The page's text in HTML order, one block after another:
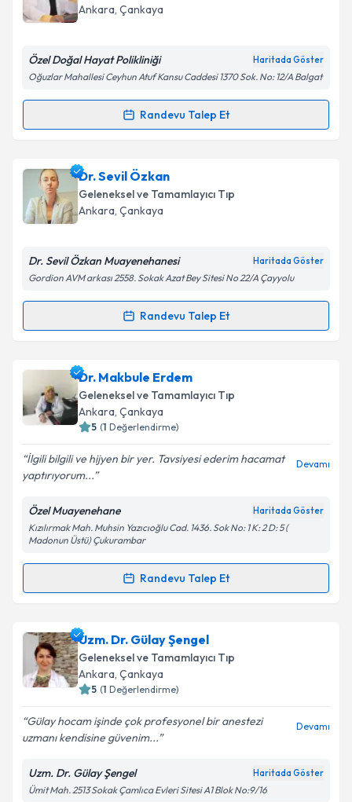
takvim hazırlandığında e-posta ile bilgilendireceğiz.
Kişisel verilerimin işlenmesine ilişkin
Metni'ni okudum ve kişisel verilerimin belirtilen
Takvim Talebini Gönder
Ankara, Çankaya
Özel Doğal Hayat Polikliniği Haritada Göster
Oğuzlar Mahallesi Ceyhun Atuf Kansu Caddesi 1370 Sok. No: 12/A Balgat
Randevu Talep Et
Randevu Takvimi Talebi
Dr. Suat Arusaniçin randevu takvimi talebi oluşturun.
Size bu uzmandan randevu almanız için bir takvim
hazırlandığında e-posta ile bilgilendireceğiz.
Kişisel verilerimin işlenmesine ilişkin
Metni'ni okudum ve kişisel verilerimin belirtilen
Takvim Talebini Gönder
Dr. Sevil Özkan
Geleneksel ve Tamamlayıcı Tıp
Ankara, Çankaya
Dr. Sevil Özkan Muayenehanesi Haritada Göster
Gordion AVM arkası 2558. Sokak Azat Bey Sitesi No 22/A Çayyolu
Randevu Talep Et
Randevu Takvimi Talebi
Dr. Sevil Özkaniçin randevu takvimi talebi oluşturun.
Size bu uzmandan randevu almanız için bir takvim
hazırlandığında e-posta ile bilgilendireceğiz.
Kişisel verilerimin işlenmesine ilişkin
Aydınlatma
Metni'ni okudum ve kişisel verilerimin belirtilen
kapsamda işlenmesini kabul ediyorum.
Takvim Talebini Gönder
Dr. Makbule Erdem
Geleneksel ve Tamamlayıcı Tıp
Ankara, Çankaya
5 (1 Değerlendirme)
İlgili bilgili ve hijyen bir yer. Tavsiyesi ederim hacamat
yaptırıyorum...
Devamı
Özel Muayenehane Haritada Göster
Kızılırmak Mah. Muhsin Yazıcıoğlu Cad. 1436. Sok No: 1 K: 2 D: 5 (
Madonun Üstü) Çukurambar
Randevu Talep Et
Randevu Takvimi Talebi
Dr. Makbule Erdemiçin randevu takvimi talebi
oluşturun. Size bu uzmandan randevu almanız için bir
takvim hazırlandığında e-posta ile bilgilendireceğiz.
Kişisel verilerimin işlenmesine ilişkin
Aydınlatma
Metni'ni okudum ve kişisel verilerimin belirtilen
Uzm. Dr. Gülay Şengel
Geleneksel ve Tamamlayıcı Tıp
Ankara, Çankaya
5 (1 Değerlendirme)
Gülay hocam işinde çok profesyonel bir anestezi
uzmanı kendisine güvenim...
Devamı
Uzm. Dr. Gülay Şengel Haritada Göster
Ümit Mah. 2513 Sokak Çamlıca Evleri Sitesi A1 Blok No:9/16